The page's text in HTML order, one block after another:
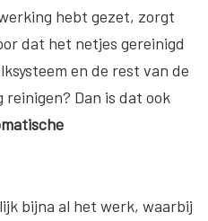
hebt gezet, zorgt
dat het netjes gereinigd
en de rest van de
reinigen? Dan is dat ook
bijna al het werk, waarbij